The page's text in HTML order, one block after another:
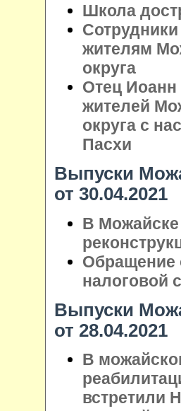
Школа
жителям
округа
Отец
жителей
округа с
Пасхи
Выпуски
от 30.04.2021
В
Обращение
налоговой
Выпуски
от 28.04.2021
В
встретили